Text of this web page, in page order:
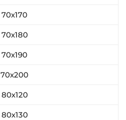
70x170
70x180
70x190
70x200
80х120
80х130